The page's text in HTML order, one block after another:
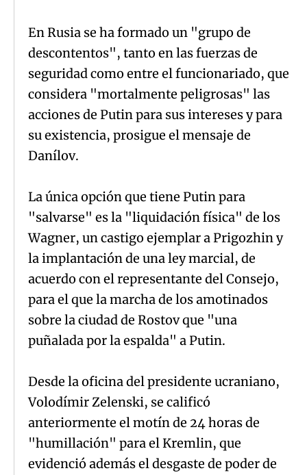
En Rusia se ha formado un "grupo de
descontentos", tanto en las fuerzas de
seguridad como entre el funcionariado, que
considera "mortalmente peligrosas" las
acciones de Putin para sus intereses y para
su existencia, prosigue el mensaje de
Danílov.
La única opción que tiene Putin para
"salvarse" es la "liquidación física" de los
Wagner, un castigo ejemplar a Prigozhin y
la implantación de una ley marcial, de
acuerdo con el representante del Consejo,
para el que la marcha de los amotinados
sobre la ciudad de Rostov que "una
puñalada por la espalda" a Putin.
Desde la oficina del presidente ucraniano,
Volodímir Zelenski, se calificó
anteriormente el motín de 24 horas de
"humillación" para el Kremlin, que
evidenció además el desgaste de poder de